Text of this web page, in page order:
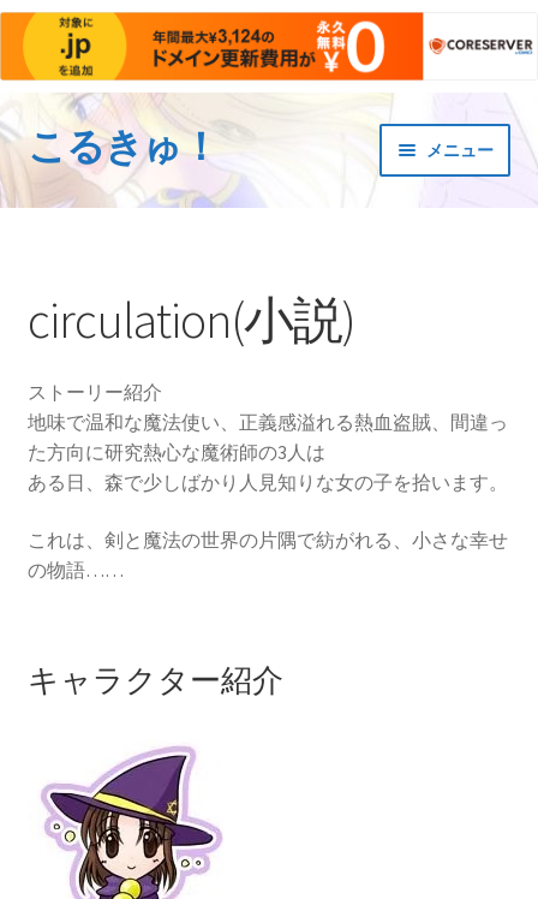
ナ
ビ
ン
キ
ッ
プ
コ
ン
ス
プ
こるきゅ！ メニュー
作品紹介
展
囚われの勇者
Again
circulation(小説)
読切・短編
リンク
サイトトップ
circulation(小説)
ストーリー紹介
地味で温和な魔法使い、正義感溢れる熱血盗賊、間違っ
た方向に研究熱心な魔術師の3人は
ある日、森で少しばかり人見知りな女の子を拾います。
これは、剣と魔法の世界の片隅で紡がれる、小さな幸せ
の物語……
キャラクター紹介